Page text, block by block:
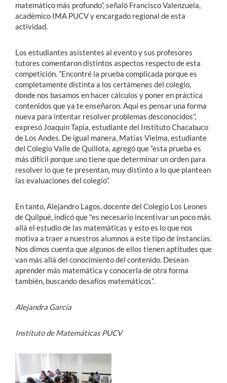
matemático más profundo”, señaló Francisco Valenzuela,
académico IMA PUCV y encargado regional de esta
actividad.
Los estudiantes asistentes al evento y sus profesores
tutores comentaron distintos aspectos respecto de esta
competición. “Encontré la prueba complicada porque es
completamente distinta a los certámenes del colegio,
donde nos basamos en hacer cálculos y poner en práctica
contenidos que ya te enseñaron. Aquí es pensar una forma
nueva para intentar resolver problemas desconocidos”,
expresó Joaquín Tapia, estudiante del Instituto Chacabuco
de Los Andes. De igual manera, Matías Vielma, estudiante
del Colegio Valle de Quillota, agregó que “esta prueba es
más difícil porque uno tiene que determinar un orden para
resolver lo que te presentan, muy distinto a lo que plantean
las evaluaciones del colegio”.
En tanto, Alejandro Lagos, docente del Colegio Los Leones
de Quilpué, indicó que "es necesario incentivar un poco más
allá el estudio de las matemáticas y esto es lo que nos
motiva a traer a nuestros alumnos a este tipo de instancias.
Nos dimos cuenta que algunos de ellos tienen aptitudes que
van más allá del conocimiento del contenido. Desean
aprender más matemática y conocerla de otra forma
también, buscando desafíos matemáticos”.
Alejandra García
Instituto de Matemáticas PUCV